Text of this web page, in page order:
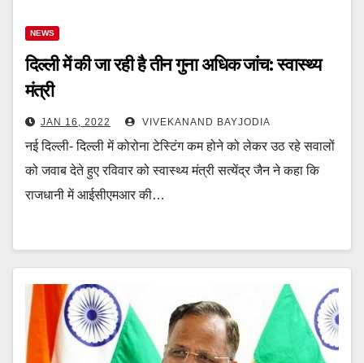
NEWS
दिल्ली में की जा रही है तीन गुना अधिक जांच: स्वास्थ्य
मंत्री
JAN 16, 2022 VIVEKANAND BAYJODIA
नई दिल्ली- दिल्ली में कोरोना टेस्टिंग कम होने को लेकर उठ रहे सवालों
को जवाब देते हुए रविवार को स्वास्थ्य मंत्री सत्येंद्र जैन ने कहा कि
राजधानी में आईसीएमआर की…